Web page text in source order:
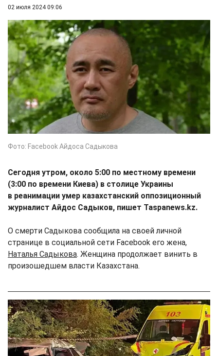
02 июля 2024 09:06
Фото: Facebook Айдоса Садыкова
Сегодня утром, около 5:00 по местному времени
(3:00 по времени Киева) в столице Украины
в реанимации умер казахстанский оппозиционный
журналист Айдос Садыков, пишет Taspanews.kz.
О смерти Садыкова сообщила на своей личной
странице в социальной сети Facebook его жена,
Наталья Садыкова. Женщина продолжает винить в
произошедшем власти Казахстана.